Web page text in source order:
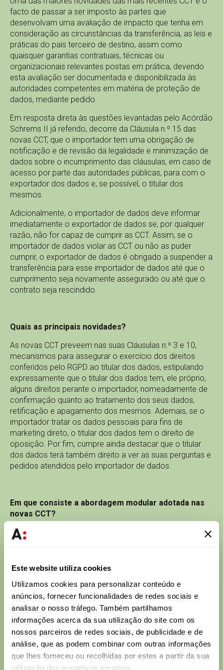
Este website utiliza cookies
Utilizamos cookies para personalizar conteúdo e
anúncios, fornecer funcionalidades de redes sociais e
analisar o nosso tráfego. Também partilhamos
informações acerca da sua utilização do site com os
nossos parceiros de redes sociais, de publicidade e de
análise, que as podem combinar com outras informações
que lhes forneceu ou recolhidas por estes a partir da sua
utilização dos respetivos serviços.
facto de passar a ser imposto às partes que
desenvolvam uma avaliação de impacto que tenha em
consideração as circunstâncias da transferência, as leis e
práticas do país terceiro de destino, assim como
quaisquer garantias contratuais, técnicas ou
organizacionais relevantes postas em prática, devendo
esta avaliação ser documentada e disponibilizada às
autoridades competentes em matéria de proteção de
dados, mediante pedido.
Em resposta direta às questões levantadas pelo Acórdão
Schrems II já referido, decorre da Cláusula n.º 15 das
novas CCT, que o importador tem uma obrigação de
notificação e de revisão da legalidade e minimização de
dados sobre o incumprimento das cláusulas, em caso de
acesso por parte das autoridades públicas, para com o
exportador dos dados e, se possível, o titular dos
mesmos.
Adicionalmente, o importador de dados deve informar
imediatamente o exportador de dados se, por qualquer
razão, não for capaz de cumprir as CCT. Assim, se o
importador de dados violar as CCT ou não as puder
cumprir, o exportador de dados é obrigado a suspender a
transferência para esse importador de dados até que o
cumprimento seja novamente assegurado ou até que o
contrato seja rescindido.
Quais as principais novidades?
As novas CCT preveem nas suas Cláusulas n.º 3 e 10,
mecanismos para assegurar o exercício dos direitos
conferidos pelo RGPD ao titular dos dados, estipulando
expressamente que o titular dos dados tem, ele próprio,
alguns direitos perante o importador, nomeadamente de
confirmação quanto ao tratamento dos seus dados,
retificação e apagamento dos mesmos. Ademais, se o
importador tratar os dados pessoais para fins de
marketing direto, o titular dos dados tem o direito de
oposição. Por fim, cumpre ainda destacar que o titular
dos dados terá também direito a ver as suas perguntas e
pedidos atendidos pelo importador de dados.
Em que consiste a abordagem modular adotada nas
novas CCT?
Enquanto as antigas CCT apenas previam dois conjuntos
de cláusulas, um deles dirigido às transferências entre
transferências de responsável pelo tratamento para
cláusulas:
1º Módulo: Exportador e Importador responsáveis pelo
tratamento (neste caso, o importador vê os seus direitos
de tratamento subsequente limitados);
2º Módulo: Um Exportador Responsável pelo tratamento
e um Importador de Subcontratante